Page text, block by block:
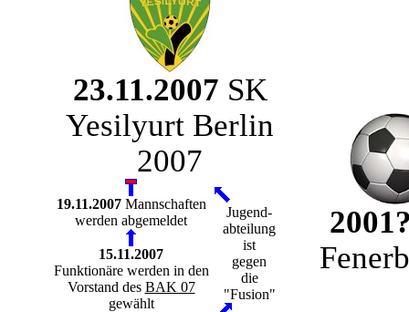
23.11.2007 SK
Yesilyurt Berlin
2007
19.11.2007Mannschaften
werden abgemeldet
15.11.2007
Funktionäre werden in den
Vorstand des BAK 07
gewählt
Jugend-
abteilung
ist
gegen
die
"Fusion"